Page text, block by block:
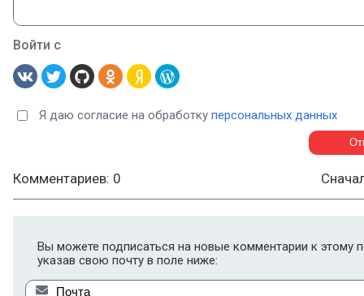
Войти с
Я даю согласие на обработку персональных данных
Комментариев: 0
Вы можете подписаться на новые комментарии к этому
указав свою почту в поле ниже: